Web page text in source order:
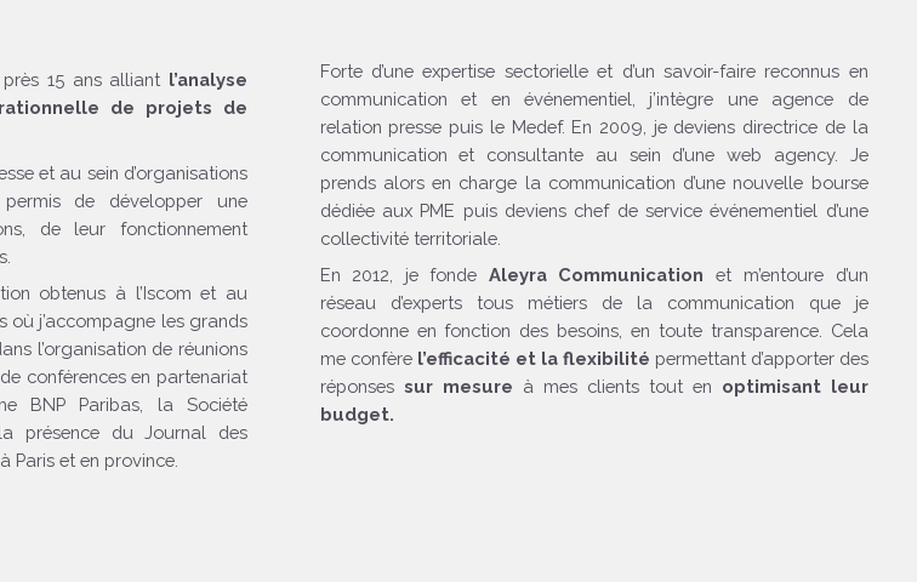
15 ans alliant l’analyse
de projets de
et au sein d’organisations
de développer une
de leur fonctionnement
obtenus à l’Iscom et au
où j’accompagne les grands
l’organisation de réunions
conférences en partenariat
BNP Paribas, la Société
présence du Journal des
Paris et en province.
Forte d’une expertise sectorielle et d’un savoir-faire reconnus en
communication et en événementiel, j’intègre une agence de
relation presse puis le Medef. En 2009, je deviens directrice de la
communication et consultante au sein d’une web agency. Je
prends alors en charge la communication d’une nouvelle bourse
dédiée aux PME puis deviens chef de service événementiel d’une
collectivité territoriale.
En 2012, je fonde AleyraCommunication et m’entoure d’un
réseau d’experts tous métiers de la communication que je
coordonne en fonction des besoins, en toute transparence. Cela
me confèrel’efficacité et la flexibilité permettant d’apporter des
réponses sur mesure à mes clients tout en optimisant leur
budget.